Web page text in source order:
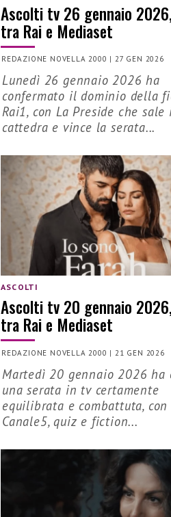
Ascolti tv 26 gennaio
tra Rai e Mediaset
REDAZIONE NOVELLA 2000 |27 GEN 2026
Lunedì 26 gennaio 2026 ha
confermato il dominio della
Rai1, con La Preside che sale
cattedra e vince la serata...
ASCOLTI
Ascolti tv 20 gennaio
tra Rai e Mediaset
REDAZIONE NOVELLA 2000 |21 GEN 2026
Martedì 20 gennaio 2026 ha
una serata in tv certamente
equilibrata e combattuta, con
Canale5, quiz e fiction...